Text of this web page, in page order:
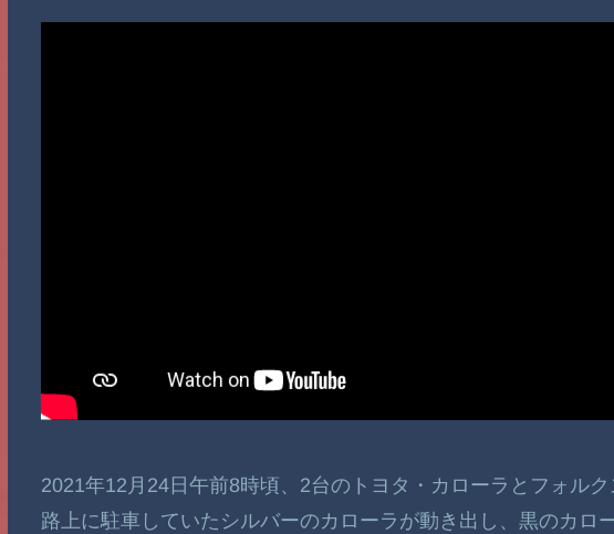
2021年12月24日午前8時頃、2台のトヨタ・カローラとフォル
路上に駐車していたシルバーのカローラが動き出し、黒のカロ